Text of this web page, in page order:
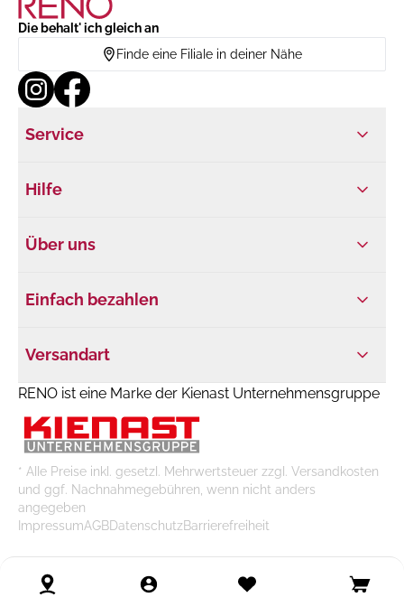
Die behalt' ich gleich an
Finde eine Filiale in deiner Nähe
Service
Hilfe
Über uns
Einfach bezahlen
Versandart
RENO ist eine Marke der Kienast Unternehmensgruppe
* Alle Preise inkl. gesetzl. Mehrwertsteuer zzgl. Versandkosten
und ggf. Nachnahmegebühren, wenn nicht anders
angegeben
ImpressumAGBDatenschutzBarrierefreiheit